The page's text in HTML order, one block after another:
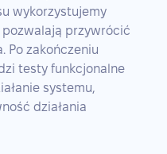
wykorzystujemy
przywrócić
Po zakończeniu
testy funkcjonalne
systemu,
działania